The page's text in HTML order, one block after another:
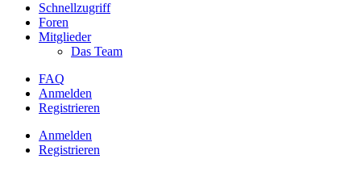
Schnellzugriff
Foren
Mitglieder
Das Team
FAQ
Anmelden
Registrieren
Anmelden
Registrieren